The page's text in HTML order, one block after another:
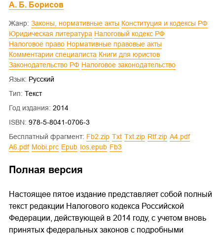
А. Б. Борисов
Жанр: Законы, нормативные акты
Конституция и кодексы РФ
Юридическая литература
Налоговый кодекс РФ
Налоговое право
Нормативные правовые акты
Комментарии специалиста
Книги для юристов
Законодательство РФ
Налоговое законодательство
Язык: Русский
Тип: Текст
Год издания: 2014
ISBN: 978-5-8041-0706-3
Бесплатный фрагмент:
fb2.zip txt txt.zip rtf.zip
a4.pdf
a6.pdf
mobi.prc epub ios.epub fb3
Полная версия
Настоящее пятое издание представляет собой полный
текст редакции Налогового кодекса Российской
Федерации, действующей в 2014 году, с учетом вновь
принятых федеральных законов с подробными